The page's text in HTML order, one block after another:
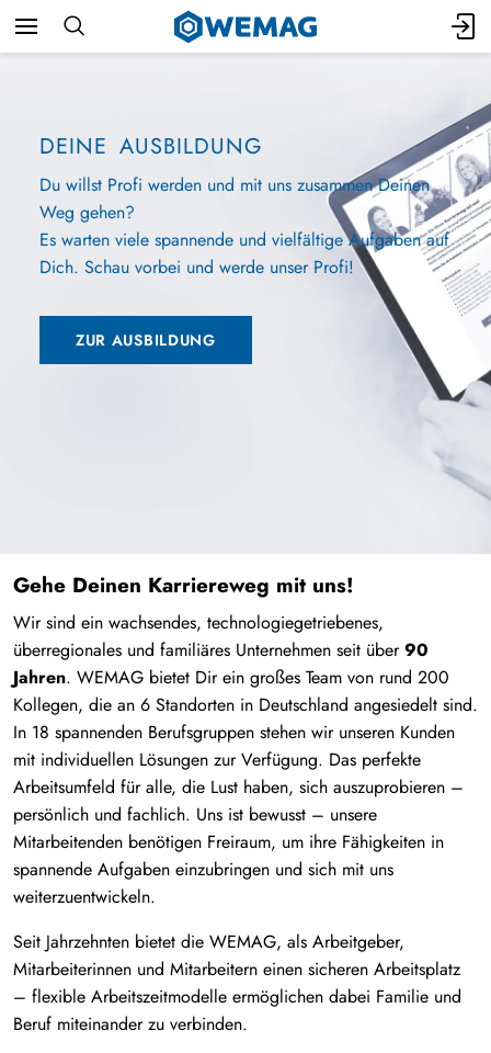
DEINE AUSBILDUNG
Du willst Profi werden und mit uns zusammen Deinen
Weg gehen?
Es warten viele spannende und vielfältige Aufgaben auf
Dich. Schau vorbei und werde unser Profi!
ZUR AUSBILDUNG
Gehe Deinen Karriereweg mit uns!
Wir sind ein wachsendes, technologiegetriebenes,
überregionales und familiäres Unternehmen seit über90
Jahren. WEMAG bietet Dir ein großes Team von rund 200
Kollegen, die an 6 Standorten in Deutschland angesiedelt sind.
In 18 spannenden Berufsgruppen stehen wir unseren Kunden
mit individuellen Lösungen zur Verfügung. Das perfekte
Arbeitsumfeld für alle, die Lust haben, sich auszuprobieren –
persönlich und fachlich. Uns ist bewusst – unsere
Mitarbeitenden benötigen Freiraum, um ihre Fähigkeiten in
spannende Aufgaben einzubringen und sich mit uns
weiterzuentwickeln.
Seit Jahrzehnten bietet die WEMAG, als Arbeitgeber,
Mitarbeiterinnen und Mitarbeitern einen sicheren Arbeitsplatz
– flexible Arbeitszeitmodelle ermöglichen dabei Familie und
Beruf miteinander zu verbinden.